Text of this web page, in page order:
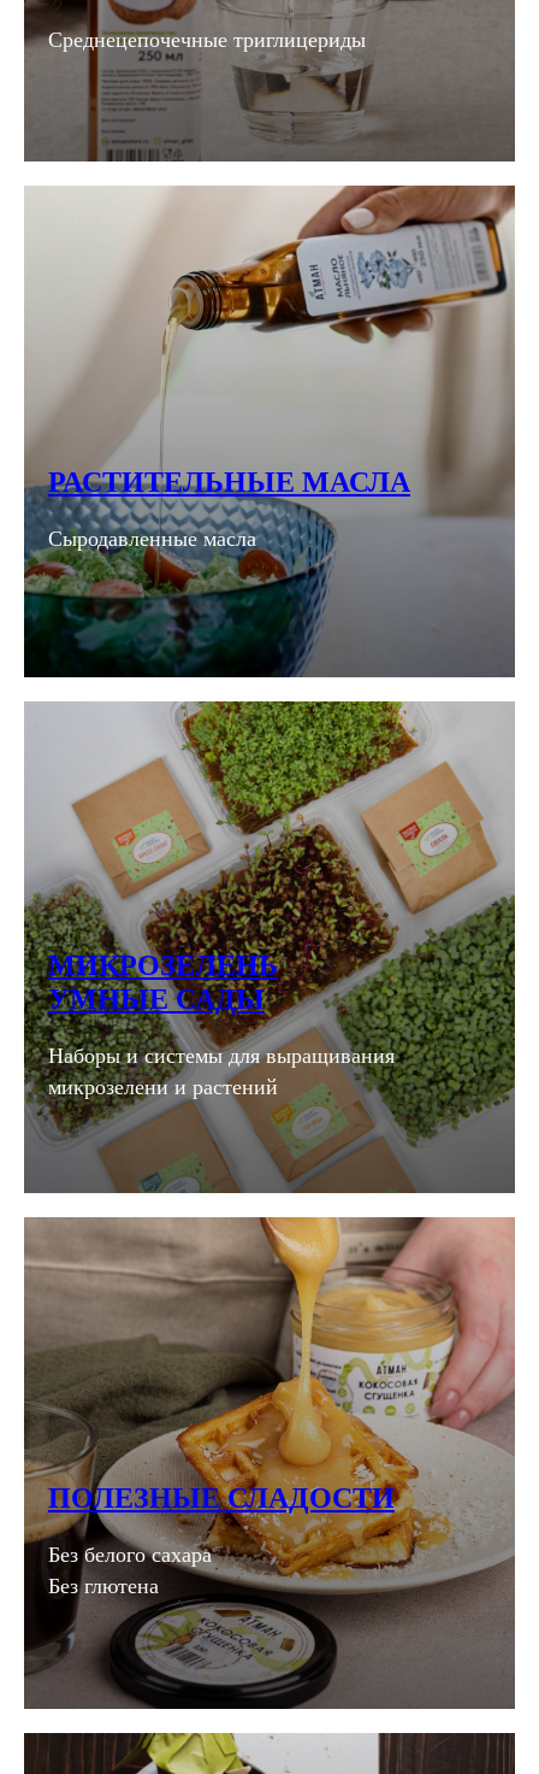
Среднецепочечные триглицериды
РАСТИТЕЛЬНЫЕ МАСЛА
Сыродавленные масла
МИКРОЗЕЛЕНЬ
УМНЫЕ САДЫ
Наборы и системы для выращивания
микрозелени и растений
ПОЛЕЗНЫЕ СЛАДОСТИ
Без белого сахара
Без глютена